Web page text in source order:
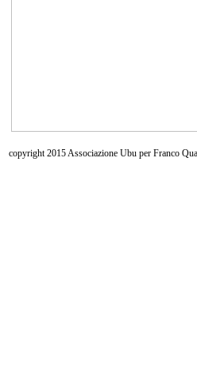
copyright 2015 Associazione Ubu per Franco